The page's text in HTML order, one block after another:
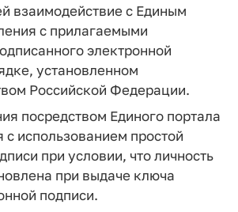
взаимодействие с Единым
с прилагаемыми
электронной
установленном
Российской Федерации.
посредством Единого портала
с использованием простой
при условии, что личность
при выдаче ключа
подписи.